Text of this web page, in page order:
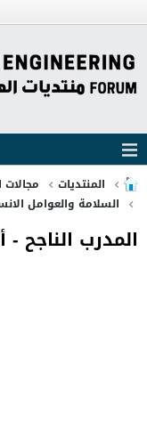
المنتديات
السلامة والعوامل
المدرب الناجح -